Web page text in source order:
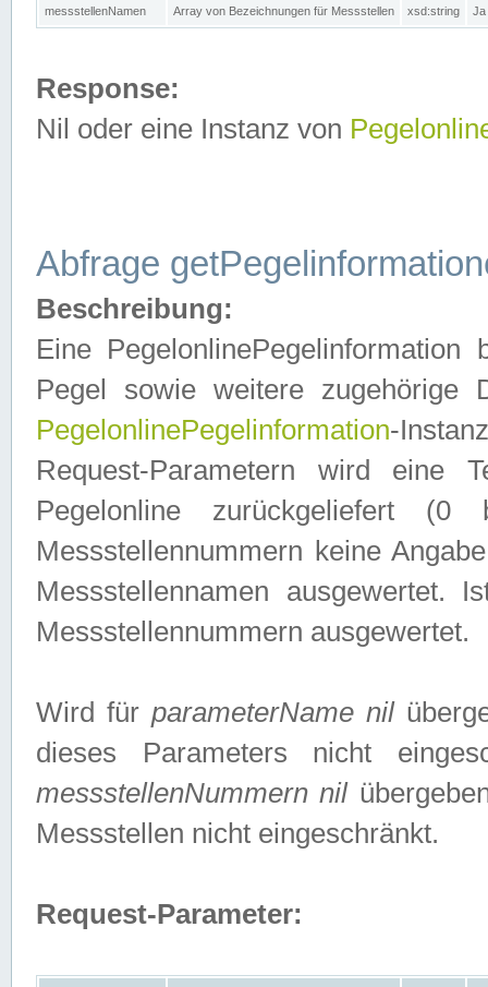
messstellenNamen Array von Bezeichnungen für Messstellen xsd:string Ja
Response:
Nil oder eine Instanz von
Abfrage
Beschreibung:
Eine
Pegel sowie weitere zugehörige
PegelonlinePegelinformation-
Request-Parametern wird eine
Pegelonline zurückgeliefert
Messstellennummern keine
Messstellennamen ausgewertet.
Messstellennummern ausgewertet.
Wird fürparameterName nil
dieses Parameters nicht
messstellenNummern nil
Messstellen nicht eingeschränkt.
Request-Parameter: